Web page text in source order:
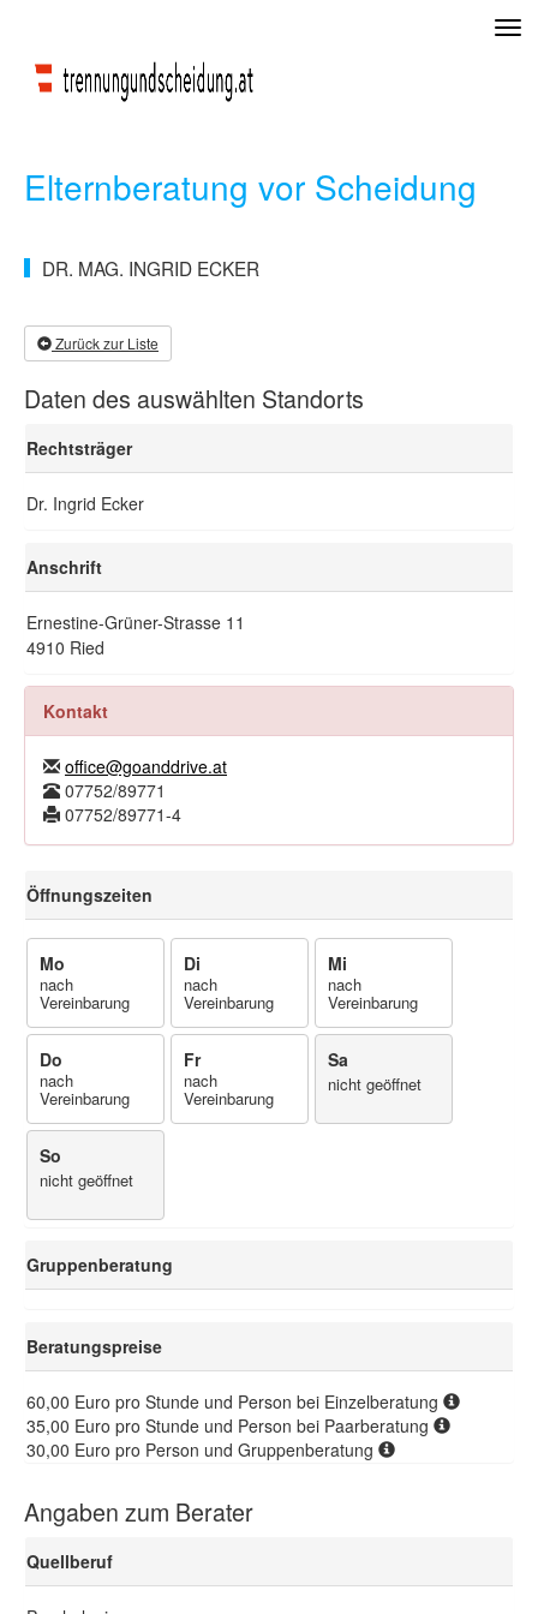
Elternberatung vor Scheidung
DR. MAG. INGRID ECKER
Zurück zur Liste
Daten des auswählten Standorts
Rechtsträger
Dr. Ingrid Ecker
Anschrift
Ernestine-Grüner-Strasse 11
4910 Ried
Kontakt
office@goanddrive.at
07752/89771
07752/89771-4
Öffnungszeiten
Mo
nach
Vereinbarung
Di
nach
Vereinbarung
Mi
nach
Vereinbarung
Do
nach
Vereinbarung
Fr
nach
Vereinbarung
Sa
nicht geöffnet
So
nicht geöffnet
Gruppenberatung
Beratungspreise
60,00 Euro pro Stunde und Person bei Einzelberatung
35,00 Euro pro Stunde und Person bei Paarberatung
30,00 Euro pro Person und Gruppenberatung
Angaben zum Berater
Quellberuf